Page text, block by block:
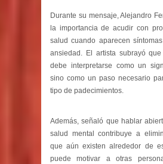
Durante su mensaje, Alejandro
la importancia de acudir con
salud cuando aparecen
ansiedad. El artista subrayó
debe interpretarse como un
sino como un paso necesario
tipo de padecimientos.
Además, señaló que hablar
salud mental contribuye a
que aún existen alrededor de
puede motivar a otras